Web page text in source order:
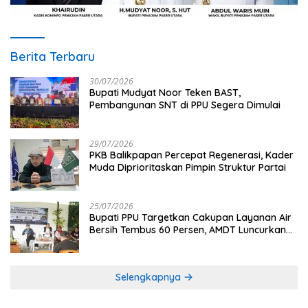
Berita Terbaru
30/07/2026
Bupati Mudyat Noor Teken BAST,
Pembangunan SNT di PPU Segera Dimulai
29/07/2026
PKB Balikpapan Percepat Regenerasi, Kader
Muda Diprioritaskan Pimpin Struktur Partai
25/07/2026
Bupati PPU Targetkan Cakupan Layanan Air
Bersih Tembus 60 Persen, AMDT Luncurkan
Selengkapnya